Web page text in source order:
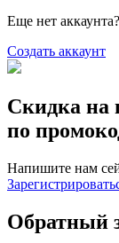
Еще нет аккаунта?
Создать аккаунт
Скидка на
по
Напишите нам
Обратный